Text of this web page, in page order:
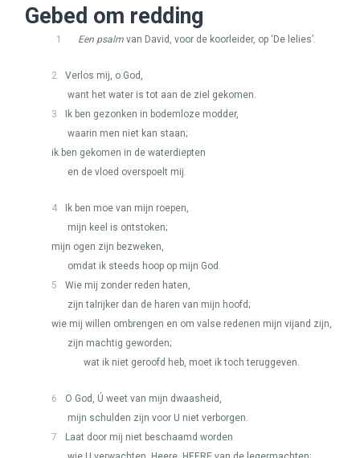
Gebed om redding
1 Een psalm van David, voor de koorleider, op ‘De lelies’.
2
Verlos mij, o God,
want het water is tot aan de ziel gekomen.
3
Ik ben gezonken in bodemloze modder,
waarin men niet kan staan;
ik ben gekomen in de waterdiepten
en de vloed overspoelt mij.
4
Ik ben moe van mijn roepen,
mijn keel is ontstoken;
mijn ogen zijn bezweken,
omdat ik steeds hoop op mijn God.
5
Wie mij zonder reden haten,
zijn talrijker dan de haren van mijn hoofd;
wie mij willen ombrengen en om valse redenen mijn vijand zijn,
zijn machtig geworden;
wat ik niet geroofd heb, moet ik toch teruggeven.
6
O God, Ú weet van mijn dwaasheid,
mijn schulden zijn voor U niet verborgen.
7
Laat door mij niet beschaamd worden